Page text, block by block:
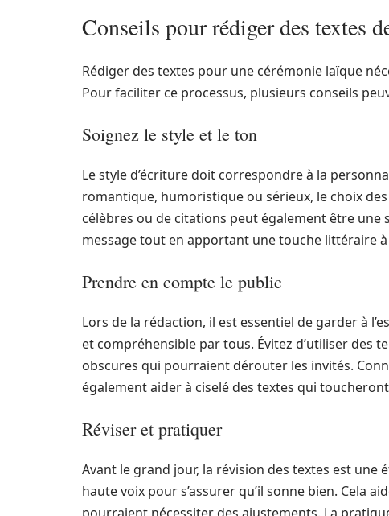
Conseils pour rédiger des textes
Rédiger des textes pour une cérémonie laïque
Pour faciliter ce processus, plusieurs conseils
Soignez le style et le ton
Le style d’écriture doit correspondre à la
romantique, humoristique ou sérieux, le choix
célèbres ou de citations peut également être
message tout en apportant une touche littéraire à
Prendre en compte le public
Lors de la rédaction, il est essentiel de garder à
et compréhensible par tous. Évitez d’utiliser des
obscures qui pourraient dérouter les invités.
également aider à ciselé des textes qui
Réviser et pratiquer
Avant le grand jour, la révision des textes est une
haute voix pour s’assurer qu’il sonne bien. Cela